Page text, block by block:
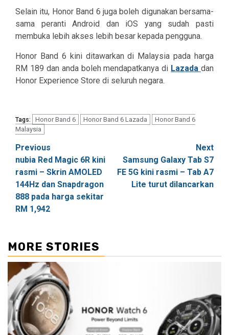
Selain itu, Honor Band 6 juga boleh digunakan bersama-
sama peranti Android dan iOS yang sudah pasti
membuka lebih akses lebih besar kepada pengguna.
Honor Band 6 kini ditawarkan di Malaysia pada harga
RM 189 dan anda boleh mendapatkanya di Lazada dan
Honor Experience Store di seluruh negara.
Tags: Honor Band 6 Honor Band 6 Lazada
Honor Band 6
Malaysia
Post
navigation
Previous
nubia Red Magic 6R kini
rasmi – Skrin AMOLED
144Hz dan Snapdragon
888 pada harga sekitar
RM 1,942
Next
Samsung Galaxy Tab S7
FE 5G kini rasmi – Tab A7
Lite turut dilancarkan
MORE STORIES